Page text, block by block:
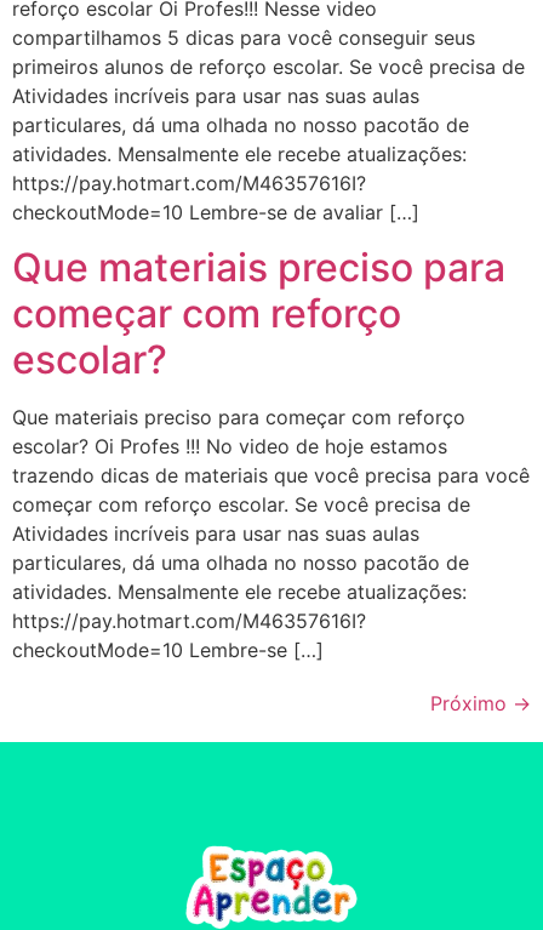
reforço escolar Oi Profes!!! Nesse video
compartilhamos 5 dicas para você conseguir seus
primeiros alunos de reforço escolar. Se você precisa de
Atividades incríveis para usar nas suas aulas
particulares, dá uma olhada no nosso pacotão de
atividades. Mensalmente ele recebe atualizações:
https://pay.hotmart.com/M46357616I?
checkoutMode=10 Lembre-se de avaliar […]
Que materiais preciso para
começar com reforço
escolar?
Que materiais preciso para começar com reforço
escolar? Oi Profes !!! No video de hoje estamos
trazendo dicas de materiais que você precisa para você
começar com reforço escolar. Se você precisa de
Atividades incríveis para usar nas suas aulas
particulares, dá uma olhada no nosso pacotão de
atividades. Mensalmente ele recebe atualizações:
https://pay.hotmart.com/M46357616I?
checkoutMode=10 Lembre-se […]
Próximo →